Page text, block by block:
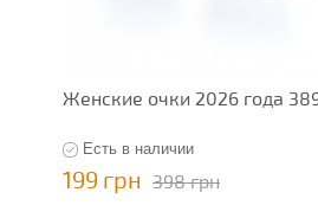
Женские очки 2026 года
Есть в наличии
199 грн 398 грн